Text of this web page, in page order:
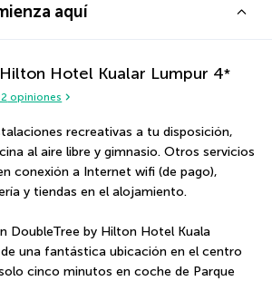
aquí
Hotel Kualar Lumpur 4*
opiniones
recreativas a tu disposición,
al aire libre y gimnasio. Otros servicios
conexión a Internet wifi (de pago),
y tiendas en el alojamiento.
DoubleTree by Hilton Hotel Kuala
una fantástica ubicación en el centro
cinco minutos en coche de Parque